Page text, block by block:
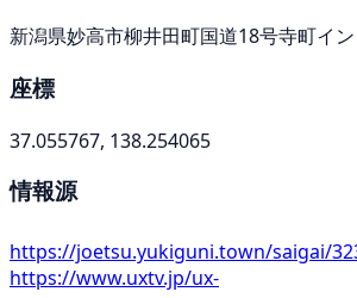
新潟県妙高市柳井田町国道18号寺町イ
座標
37.055767, 138.254065
情報源
https://joetsu.yukiguni.town/saigai/
https://www.uxtv.jp/ux-